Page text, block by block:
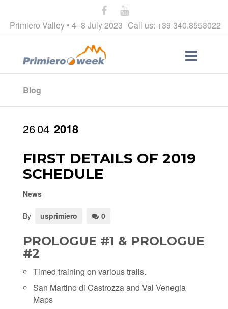
Primiero Valley • 4–8 July 2023 Call us: +39 340.8553022
Blog
2604 2018
FIRST DETAILS OF 2019
SCHEDULE
News
By usprimiero 0
PROLOGUE #1 & PROLOGUE
#2
Timed training on various trails.
San Martino di Castrozza and Val Venegia
Maps